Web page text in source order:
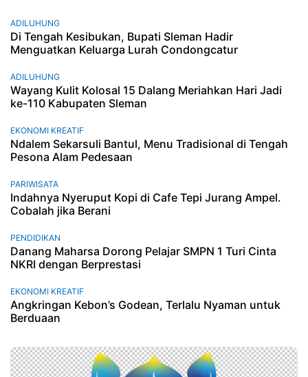
ADILUHUNG
Di Tengah Kesibukan, Bupati Sleman Hadir
Menguatkan Keluarga Lurah Condongcatur
ADILUHUNG
Wayang Kulit Kolosal 15 Dalang Meriahkan Hari Jadi
ke-110 Kabupaten Sleman
EKONOMI KREATIF
Ndalem Sekarsuli Bantul, Menu Tradisional di Tengah
Pesona Alam Pedesaan
PARIWISATA
Indahnya Nyeruput Kopi di Cafe Tepi Jurang Ampel.
Cobalah jika Berani
PENDIDIKAN
Danang Maharsa Dorong Pelajar SMPN 1 Turi Cinta
NKRI dengan Berprestasi
EKONOMI KREATIF
Angkringan Kebon’s Godean, Terlalu Nyaman untuk
Berduaan